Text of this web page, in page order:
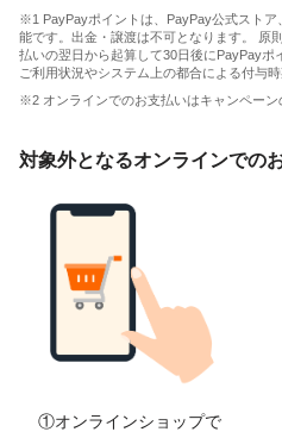
※1 PayPayポイントは、PayPay公式スト
能です。出金・譲渡は不可となります。 原
払いの翌日から起算して30日後にPayPay
ご利用状況やシステム上の都合による付与
※2 オンラインでのお支払いはキャンペーン
対象外となるオンラインでの
①オンラインショップで